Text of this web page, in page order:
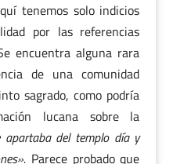
tenemos solo indicios
por las referencias
encuentra alguna rara
de una comunidad
sagrado, como podría
lucana sobre la
del templo día y
Parece probado que